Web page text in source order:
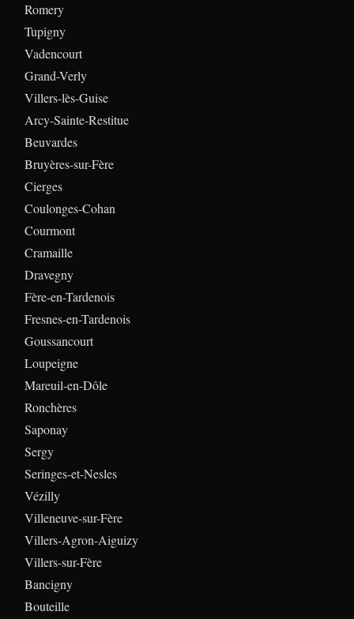
Romery
Tupigny
Vadencourt
Grand-Verly
Villers-lès-Guise
Arcy-Sainte-Restitue
Beuvardes
Bruyères-sur-Fère
Cierges
Coulonges-Cohan
Courmont
Cramaille
Dravegny
Fère-en-Tardenois
Fresnes-en-Tardenois
Goussancourt
Loupeigne
Mareuil-en-Dôle
Ronchères
Saponay
Sergy
Seringes-et-Nesles
Vézilly
Villeneuve-sur-Fère
Villers-Agron-Aiguizy
Villers-sur-Fère
Bancigny
Bouteille